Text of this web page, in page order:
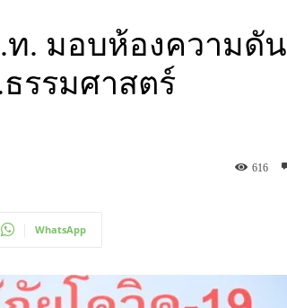
. มอบห้องความดัน
ธรรมศาสตร์
616
WhatsApp